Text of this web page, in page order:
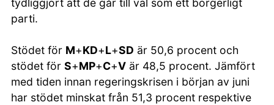
tydliggjort att de går till val som ett borgerligt
parti.
Stödet för M+KD+L+SD är 50,6 procent och
stödet för S+MP+C+V är 48,5 procent. Jämfört
med tiden innan regeringskrisen i början av juni
har stödet minskat från 51,3 procent respektive